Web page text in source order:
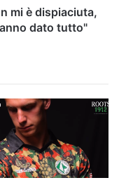
mi è dispiaciuta,
dato tutto"